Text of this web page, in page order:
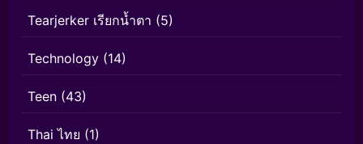
Tearjerker เรียกน้ำตา (5)
Technology (14)
Teen (43)
Thai ไทย (1)